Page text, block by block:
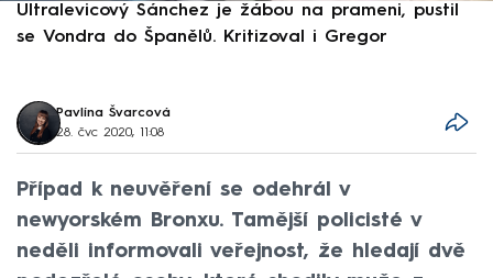
Ultralevicový Sánchez je žábou na prameni, pustil
se Vondra do Španělů. Kritizoval i Gregor
Pavlína Švarcová
28. čvc 2020, 11:08
Případ k neuvěření se odehrál v
newyorském Bronxu. Tamější policisté v
neděli informovali veřejnost, že hledají dvě